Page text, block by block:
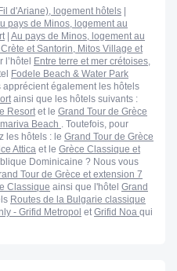
et
encore à tout le personnel
sympathique.
d'Ariane), logement hôtels
pays de Minos, logement au
| Au pays de Minos, logement au
et Santorin, Mitos Village et
Entre terre et mer crétoises,
Fodele Beach & Water Park
apprécient également les hôtels
ainsi que les hôtels suivants :
Resortet le Grand Tour de Grèce
Beach . Toutefois, pour
les hôtels : le Grand Tour de Grèce
Attica et le Grèce Classique et
Dominicaine ? Nous vous
Tour de Grèce et extension 7
Classique ainsi que l'hôtel Grand
Routes de la Bulgarie classique
- Grifid Metropol etGrifid Noa qui